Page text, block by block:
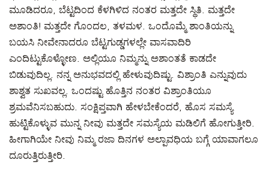
ಮೂಡಿದರೂ, ಬೆಟ್ಟದಿಂದ ಕೆಳಗಿಳಿದ ನಂತರ ಮತ್ತದೇ ಸ್ಥಿತಿ. ಮತ್ತದೇ
ಅಶಾಂತಿ! ಮತ್ತದೇ ಗೊಂದಲ, ತಳಮಳ. ಒಂದೊಮ್ಮೆ ಶಾಂತಿಯನ್ನು
ಬಯಸಿ ನೀವೇನಾದರೂ ಬೆಟ್ಟಗುಡ್ಡಗಳಲ್ಲೇ ವಾಸವಾದಿರಿ
ಎಂದಿಟ್ಟುಕೊಳ್ಳೋಣ. ಅಲ್ಲಿಯೂ ನಿಮ್ಮನ್ನು ಅಶಾಂತತೆ ಕಾಡದೇ
ಬಿಡುವುದಿಲ್ಲ. ನನ್ನ ಅನುಭವದಲ್ಲಿ ಹೇಳುವುದಿಷ್ಟು. ವಿಶ್ರಾಂತಿ ಎನ್ನುವುದು
ಶಾಶ್ವತ ಸುಖವಲ್ಲ. ಒಂದಷ್ಟು ಹೊತ್ತಿನ ನಂತರ ವಿಶ್ರಾಂತಿಯೂ
ಶ್ರಮವೆನಿಸಬಹುದು. ಸಂಕ್ಷಿಪ್ತವಾಗಿ ಹೇಳಬೇಕೆಂದರೆ, ಹೊಸ ಸಮಸ್ಯೆ
ಹುಟ್ಟಿಕೊಳ್ಳುವ ಮುನ್ನ ನೀವು ಮತ್ತದೇ ಸಮಸ್ಯೆಯ ಮಡಿಲಿಗೆ ಹೋಗುತ್ತೀರಿ.
ಹೀಗಾಗಿಯೇ ನೀವು ನಿಮ್ಮ ರಜಾ ದಿನಗಳ ಅಲ್ಪಾವಧಿಯ ಬಗ್ಗೆ ಯಾವಾಗಲೂ
ದೂರುತ್ತಿರುತ್ತೀರಿ.